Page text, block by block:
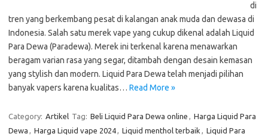
di
tren yang berkembang pesat di kalangan anak muda dan dewasa di
Indonesia. Salah satu merek vape yang cukup dikenal adalah Liquid
Para Dewa (Paradewa). Merek ini terkenal karena menawarkan
beragam varian rasa yang segar, ditambah dengan desain kemasan
yang stylish dan modern. Liquid Para Dewa telah menjadi pilihan
banyak vapers karena kualitas… Read More »
Category: Artikel Tag: Beli Liquid Para Dewa online , Harga Liquid Para
Dewa , Harga Liquid vape 2024, Liquid menthol terbaik , Liquid Para